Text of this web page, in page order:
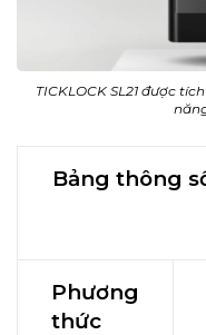
TICKLOCK SL21 được
Bảng thông
Phương
thức